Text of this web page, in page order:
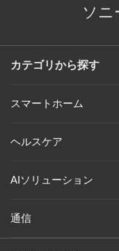
ソニ
カテゴリから探す
スマートホーム
ヘルスケア
AIソリューション
通信